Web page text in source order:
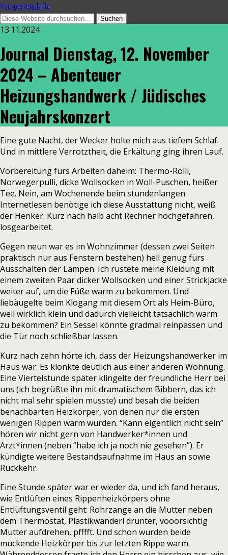
Vorspeisenplatte
13.11.2024
Journal Dienstag, 12. November
2024 – Abenteuer
Heizungshandwerk / Jüdisches
Neujahrskonzert
Eine gute Nacht, der Wecker holte mich aus tiefem Schlaf.
Und in mittlere Verrotztheit, die Erkältung ging ihren Lauf.
Vorbereitung fürs Arbeiten daheim: Thermo-Rolli,
Norwegerpulli, dicke Wollsocken in Woll-Puschen, heißer
Tee. Nein, am Wochenende beim stundenlangen
Internetlesen benötige ich diese Ausstattung nicht, weiß
der Henker. Kurz nach halb acht Rechner hochgefahren,
losgearbeitet.
Gegen neun war es im Wohnzimmer (dessen zwei Seiten
praktisch nur aus Fenstern bestehen) hell genug fürs
Ausschalten der Lampen. Ich rüstete meine Kleidung mit
einem zweiten Paar dicker Wollsocken und einer Strickjacke
weiter auf, um die Füße warm zu bekommen. Und
liebäugelte beim Klogang mit diesem Ort als Heim-Büro,
weil wirklich klein und dadurch vielleicht tatsächlich warm
zu bekommen? Ein Sessel könnte gradmal reinpassen und
die Tür noch schließbar lassen.
Kurz nach zehn hörte ich, dass der Heizungshandwerker im
Haus war: Es klonkte deutlich aus einer anderen Wohnung.
Eine Viertelstunde später klingelte der freundliche Herr bei
uns (ich begrüßte ihn mit dramatischem Bibbern, das ich
nicht mal sehr spielen musste) und besah die beiden
benachbarten Heizkörper, von denen nur die ersten
wenigen Rippen warm wurden. “Kann eigentlich nicht sein”
hören wir nicht gern von Handwerker*innen und
Ärzt*innen (neben “habe ich ja noch nie gesehen”). Er
kündigte weitere Bestandsaufnahme im Haus an sowie
Rückkehr.
Eine Stunde später war er wieder da, und ich fand heraus,
wie Entlüften eines Rippenheizkörpers ohne
Entlüftungsventil geht: Rohrzange an die Mutter neben
dem Thermostat, Plastikwanderl drunter, vooorsichtig
Mutter aufdrehen, pfffft. Und schon wurden beide
muckende Heizkörper bis zur letzten Rippe warm.